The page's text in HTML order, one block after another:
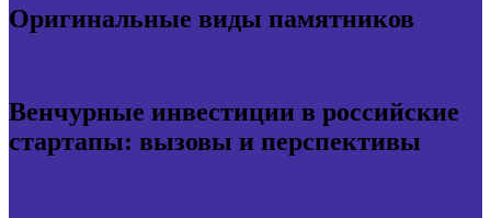
Оригинальные виды памятников
Венчурные инвестиции в российские
стартапы: вызовы и перспективы